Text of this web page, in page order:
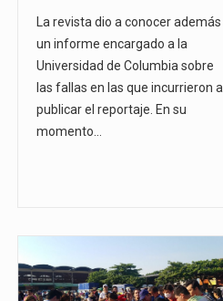
La revista dio a conocer además
un informe encargado a la
Universidad de Columbia sobre
las fallas en las que incurrieron al
publicar el reportaje. En su
momento…